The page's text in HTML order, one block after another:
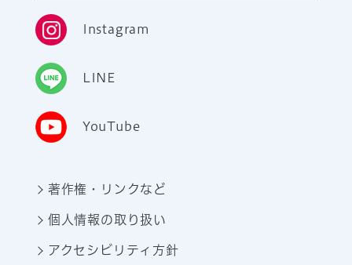
Instagram
LINE
YouTube
著作権・リンクなど
個人情報の取り扱い
アクセシビリティ方針